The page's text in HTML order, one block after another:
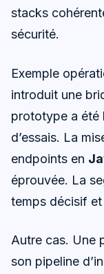
stacks
sécurité.
Exemple
introduit une
prototype a été
d’essais. La
endpoints en
éprouvée. La
temps décisif et
Autre cas. Une
son pipeline